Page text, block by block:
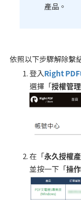
產品。
依照以下步驟解除繫
登入Right PDF
選擇「授權管理
在「永久授權
並按一下「操作